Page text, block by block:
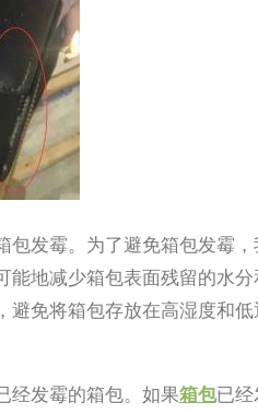
包发霉。为了避免箱包发霉
能地减少箱包表面残留的水
避免将箱包存放在高湿度和
经发霉的箱包。如果箱包已经